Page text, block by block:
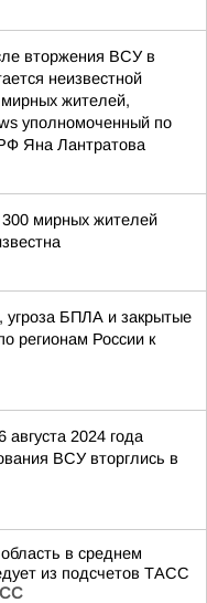
вторжения ВСУ в
неизвестной
жителей,
уполномоченный по
Яна Лантратова
мирных жителей
угроза БПЛА и закрытые
регионам России к
августа 2024 года
ВСУ вторглись в
в среднем
из подсчетов ТАСС